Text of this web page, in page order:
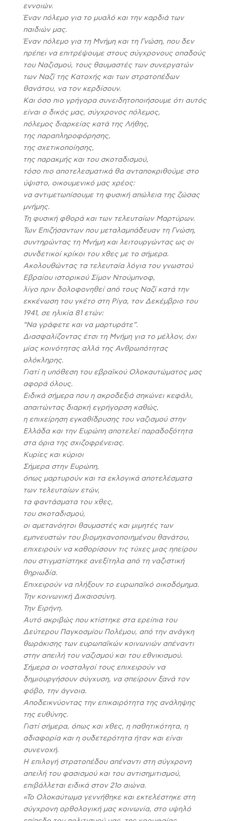
εννοιών.
Έναν πόλεμο για το μυαλό και την καρδιά των
παιδιών μας.
Έναν πόλεμο για τη Μνήμη και τη Γνώση, που δεν
πρέπει να επιτρέψουμε στους σύγχρονους οπαδούς
του Ναζισμού, τους θαυμαστές των συνεργατών
των Ναζί της Κατοχής και των στρατοπέδων
θανάτου, να τον κερδίσουν.
Και όσο πιο γρήγορα συνειδητοποιήσουμε ότι αυτός
είναι ο δικός μας, σύγχρονος πόλεμος,
πόλεμος διαρκείας κατά της Λήθης,
της παραπληροφόρησης,
της σχετικοποίησης,
της παρακμής και του σκοταδισμού,
τόσο πιο αποτελεσματικά θα ανταποκριθούμε στο
ύψιστο, οικουμενικό μας χρέος:
να αντιμετωπίσουμε τη φυσική απώλεια της ζώσας
μνήμης.
Τη φυσική φθορά και των τελευταίων Μαρτύρων.
Των Επιζήσαντων που μεταλαμπάδευαν τη Γνώση,
συντηρώντας τη Μνήμη και λειτουργώντας ως οι
συνδετικοί κρίκοι του χθες με το σήμερα.
Ακολουθώντας τα τελευταία λόγια του γνωστού
Εβραίου ιστορικού Σίμον Ντούμπνοφ,
λίγο πριν δολοφονηθεί από τους Ναζί κατά την
εκκένωση του γκέτο στη Ρίγα, τον Δεκέμβριο του
1941, σε ηλικία 81 ετών:
“Να γράφετε και να μαρτυράτε”.
Διασφαλίζοντας έτσι τη Μνήμη για το μέλλον, όχι
μίας κοινότητας αλλά της Ανθρωπότητας
ολόκληρης.
Γιατί η υπόθεση του εβραϊκού Ολοκαυτώματος μας
αφορά όλους.
Ειδικά σήμερα που η ακροδεξιά σηκώνει κεφάλι,
απαιτώντας διαρκή εγρήγορση καθώς,
η επιχείρηση εγκαθίδρυσης του ναζισμού στην
Ελλάδα και την Ευρώπη αποτελεί παραδοξότητα
στα όρια της σχιζοφρένειας.
Κυρίες και κύριοι
Σήμερα στην Ευρώπη,
όπως μαρτυρούν και τα εκλογικά αποτελέσματα
των τελευταίων ετών,
τα φαντάσματα του χθες,
του σκοταδισμού,
οι αμετανόητοι θαυμαστές και μιμητές των
εμπνευστών του βιομηχανοποιημένου θανάτου,
επιχειρούν να καθορίσουν τις τύχες μιας ηπείρου
που στιγματίστηκε ανεξίτηλα από τη ναζιστική
θηριωδία.
Επιχειρούν να πλήξουν το ευρωπαϊκό οικοδόμημα.
Την κοινωνική Δικαιοσύνη.
Την Ειρήνη.
Αυτό ακριβώς που κτίστηκε στα ερείπια του
Δεύτερου Παγκοσμίου Πολέμου, από την ανάγκη
θωράκισης των ευρωπαϊκών κοινωνιών απέναντι
στην απειλή του ναζισμού και του εθνικισμού.
Σήμερα οι νοσταλγοί τους επιχειρούν να
δημιουργήσουν σύγχυση, να σπείρουν ξανά τον
φόβο, την άγνοια.
Αποδεικνύοντας την επικαιρότητα της ανάληψης
της ευθύνης.
Γιατί σήμερα, όπως και χθες, η παθητικότητα, η
αδιαφορία και η ουδετερότητα ήταν και είναι
συνενοχή.
Η επιλογή στρατοπέδου απέναντι στη σύγχρονη
απειλή του φασισμού και του αντισημιτισμού,
επιβάλλεται ειδικά στον 21ο αιώνα.
«Το Ολοκαύτωμα γεννήθηκε και εκτελέστηκε στη
σύγχρονη ορθολογική μας κοινωνία, στο υψηλό